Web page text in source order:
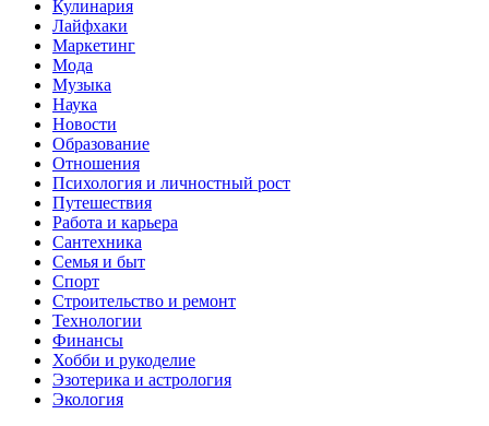
Кулинария
Лайфхаки
Маркетинг
Мода
Музыка
Наука
Новости
Образование
Отношения
Психология и личностный рост
Путешествия
Работа и карьера
Сантехника
Семья и быт
Спорт
Строительство и ремонт
Технологии
Финансы
Хобби и рукоделие
Эзотерика и астрология
Экология